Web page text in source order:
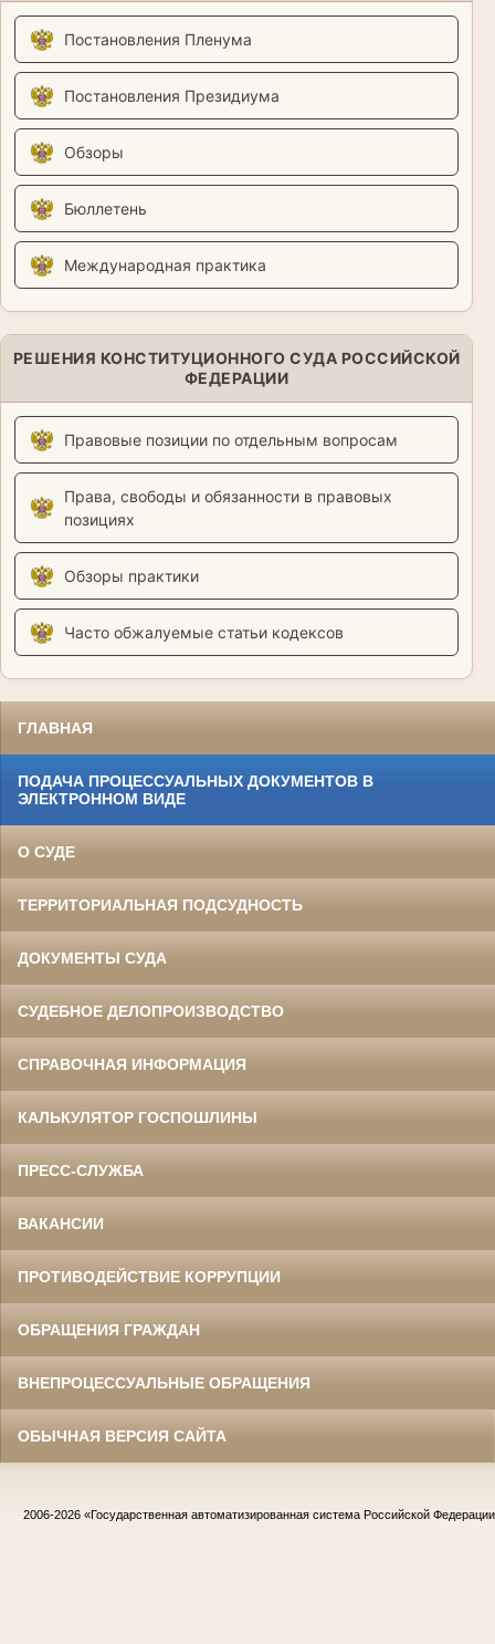
Постановления Пленума
Постановления Президиума
Обзоры
Бюллетень
Международная практика
РЕШЕНИЯ КОНСТИТУЦИОННОГО СУДА РОССИЙСКОЙ
ФЕДЕРАЦИИ
Правовые позиции по отдельным вопросам
Права, свободы и обязанности в правовых
позициях
Обзоры практики
Часто обжалуемые статьи кодексов
ГЛАВНАЯ
ПОДАЧА ПРОЦЕССУАЛЬНЫХ ДОКУМЕНТОВ В
ЭЛЕКТРОННОМ ВИДЕ
О СУДЕ
ТЕРРИТОРИАЛЬНАЯ ПОДСУДНОСТЬ
ДОКУМЕНТЫ СУДА
СУДЕБНОЕ ДЕЛОПРОИЗВОДСТВО
СПРАВОЧНАЯ ИНФОРМАЦИЯ
КАЛЬКУЛЯТОР ГОСПОШЛИНЫ
ПРЕСС-СЛУЖБА
ВАКАНСИИ
ПРОТИВОДЕЙСТВИЕ КОРРУПЦИИ
ОБРАЩЕНИЯ ГРАЖДАН
ВНЕПРОЦЕССУАЛЬНЫЕ ОБРАЩЕНИЯ
ОБЫЧНАЯ ВЕРСИЯ САЙТА
2006-2026 «Государственная автоматизированная система Российской